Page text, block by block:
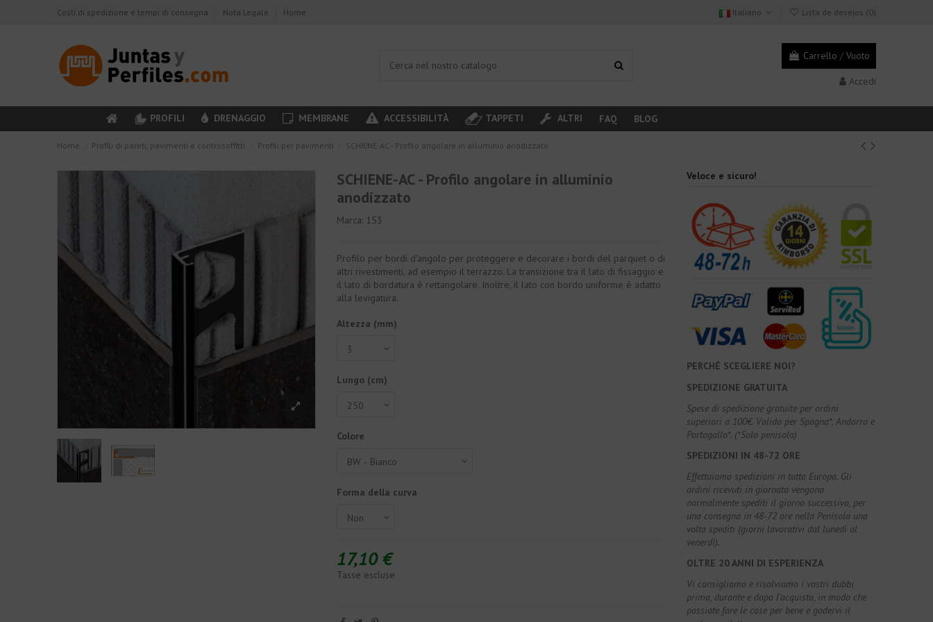
Costi di spedizione e tempi di consegna Nota Legale Home Italiano Lista de desejos (0)
Carrello / Vuoto
Accedi
PROFILI DRENAGGIO MEMBRANE ACCESSIBILITÀ TAPPETI ALTRI FAQ BLOG
Home Profili di pareti, pavimenti e controsoffitti Profili per pavimenti SCHIENE-AC - Profilo angolare in alluminio anodizzato
SCHIENE-AC - Profilo angolare in alluminio
anodizzato
Marca: 153
Profilo per bordi d'angolo per proteggere e decorare i bordi del parquet o di
altri rivestimenti, ad esempio il terrazzo. La transizione tra il lato di fissaggio e
il lato di bordatura è rettangolare. Inoltre, il lato con bordo uniforme è adatto
alla levigatura.
Altezza (mm)
Lungo (cm)
Colore
Forma della curva
17,10 €
Tasse escluse
Veloce e sicuro!
PERCHÉ SCEGLIERE NOI?
SPEDIZIONE GRATUITA
Spese di spedizione gratuite per ordini
superiori a 100€. Valido per Spagna*, Andorra e
Portogallo*. (*Solo penisola)
SPEDIZIONI IN 48-72 ORE
Effettuiamo spedizioni in tutta Europa. Gli
ordini ricevuti in giornata vengono
normalmente spediti il giorno successivo, per
una consegna in 48-72 ore nella Penisola una
volta spediti (giorni lavorativi dal lunedì al
venerdì).
OLTRE 20 ANNI DI ESPERIENZA
Vi consigliamo e risolviamo i vostri dubbi
prima, durante e dopo l'acquisto, in modo che
possiate fare le cose per bene e godervi il